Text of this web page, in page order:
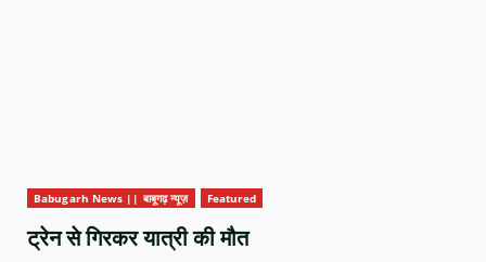
Babugarh News || बाबूगढ़ न्यूज़ Featured
ट्रेन से गिरकर यात्री की मौत